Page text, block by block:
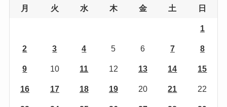
月 火 水 木 金 土 日
1
2 3 4 5 6 7 8
9 10 11 12 13 14 15
16 17 18 19 20 21 22